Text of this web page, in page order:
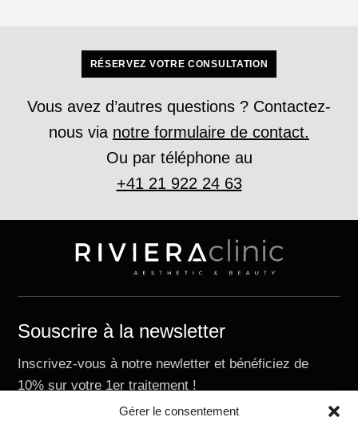
Gérer le consentement
RÉSERVEZ VOTRE CONSULTATION
Vous avez d’autres questions ? Contactez-
nous via notre formulaire de contact.
Ou par téléphone au
+41 21 922 24 63
Souscrire à la newsletter
Inscrivez-vous à notre newletter et bénéficiez de
10% sur votre 1er traitement !